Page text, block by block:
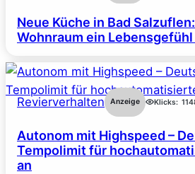
Neue Küche in Bad
Wohnraum ein
Revierverhalten Anzeige Klicks:
Autonom mit Highspeed –
Tempolimit für
an